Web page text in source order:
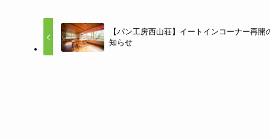
【パン工房西山荘】イートインコーナー再開
知らせ